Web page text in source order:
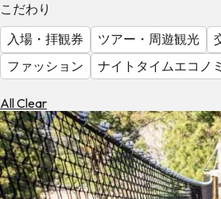
べ
る
天
気
を
見
こだわり
入場・拝観券
ツアー・周遊観光
ファッション
ナイトタイムエコノ
All Clear